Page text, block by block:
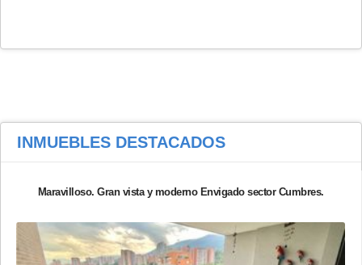
INMUEBLES DESTACADOS
Maravilloso. Gran vista y moderno Envigado sector Cumbres.